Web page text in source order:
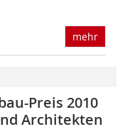
mehr
Preis 2010
Architekten